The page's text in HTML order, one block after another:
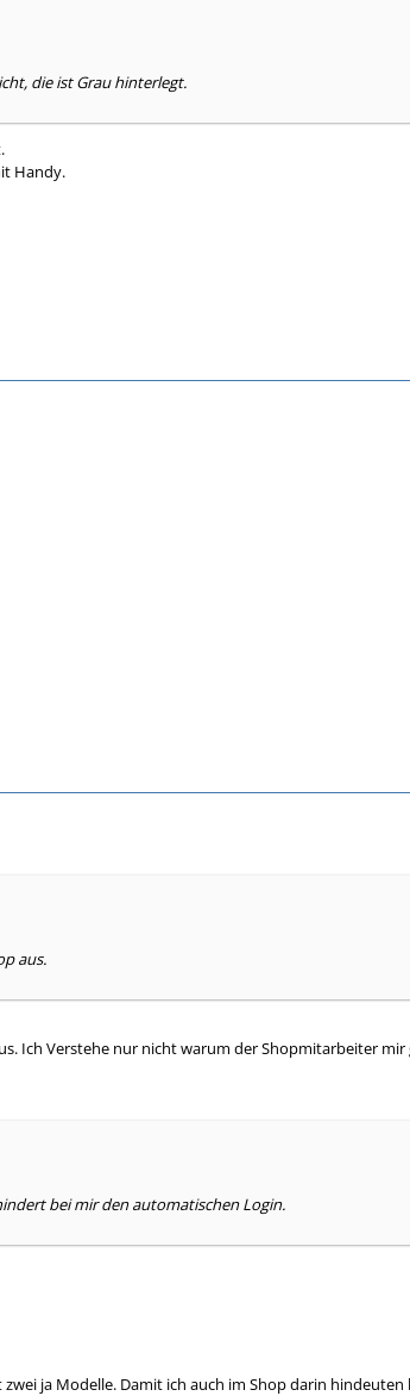
die ist Grau hinterlegt.
Handy.
aus.
Ich Verstehe nur nicht warum der Shopmitarbeiter
bei mir den automatischen Login.
ja Modelle. Damit ich auch im Shop darin hindeuten